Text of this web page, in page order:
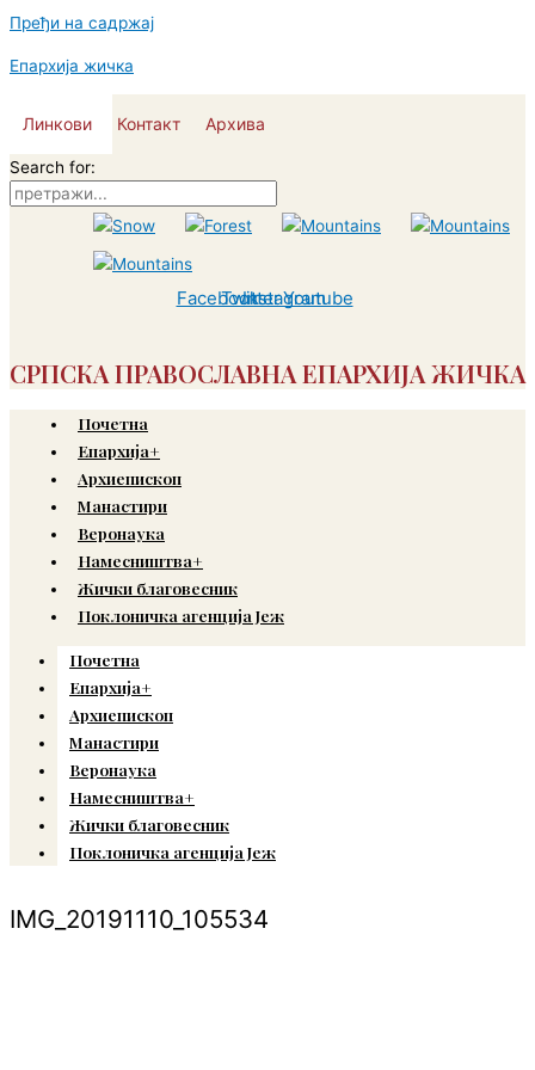
Пређи на садржај
Епархија жичка
Линкови Контакт Архива
Search for:
Facebook
Twitter
Instagram
Youtube
СРПСКА ПРАВОСЛАВНА ЕПАРХИЈА ЖИЧКА
Почетна
Епархија+
Архиепископ
Манастири
Веронаука
Намесништва+
Жички благовесник
Поклоничка агенција Јеж
Почетна
Епархија+
Архиепископ
Манастири
Веронаука
Намесништва+
Жички благовесник
Поклоничка агенција Јеж
IMG_20191110_105534